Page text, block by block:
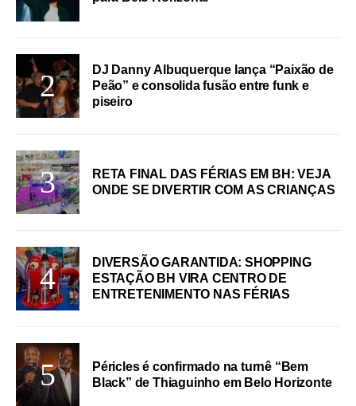
DJ Danny Albuquerque lança “Paixão de
Peão” e consolida fusão entre funk e
piseiro
RETA FINAL DAS FÉRIAS EM BH: VEJA
ONDE SE DIVERTIR COM AS CRIANÇAS
DIVERSÃO GARANTIDA: SHOPPING
ESTAÇÃO BH VIRA CENTRO DE
ENTRETENIMENTO NAS FÉRIAS
Péricles é confirmado na turnê “Bem
Black” de Thiaguinho em Belo Horizonte